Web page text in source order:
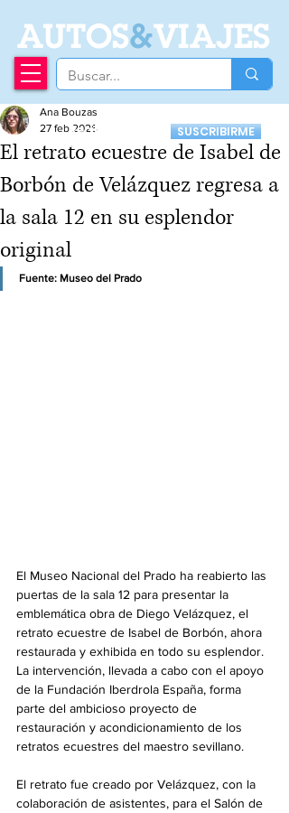
AUTOS&VIAJES
Recibí nuestro
Newsletter
SUSCRIBIRME
El retrato ecuestre de Isabel de
Borbón de Velázquez regresa a
la sala 12 en su esplendor
original
Ana Bouzas
27 feb 2025
Fuente: Museo del Prado
El Museo Nacional del Prado ha reabierto las
puertas de la sala 12 para presentar la
emblemática obra de Diego Velázquez, el
retrato ecuestre de Isabel de Borbón, ahora
restaurada y exhibida en todo su esplendor.
La intervención, llevada a cabo con el apoyo
de la Fundación Iberdrola España, forma
parte del ambicioso proyecto de
restauración y acondicionamiento de los
retratos ecuestres del maestro sevillano.
El retrato fue creado por Velázquez, con la
colaboración de asistentes, para el Salón de